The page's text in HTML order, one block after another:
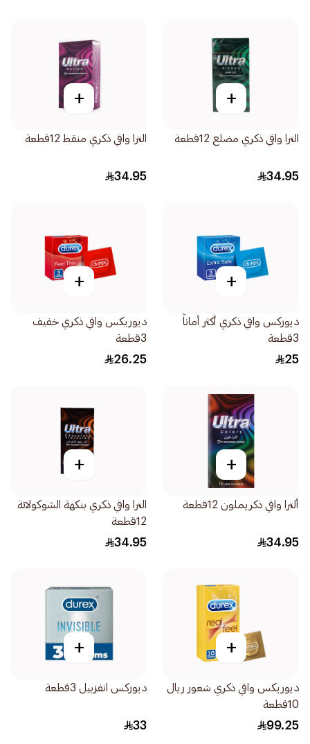
+
الترا واقي ذكري مضلع 12قطعة
34.95
+
الترا واقي ذكري منقط 12قطعة
34.95
+
ديوركس واقي ذكري أكثر أماناً
3قطعة
25
+
ديوريكس واقي ذكري خفيف
3قطعة
26.25
+
ألترا واقي ذكريملون 12قطعة
34.95
+
الترا واقي ذكري بنكهة الشوكولاتة
12قطعة
34.95
+
ديوريكس واقي ذكري شعور ريال
10قطعة
99.25
+
ديوركس انفزبيل 3قطعة
33